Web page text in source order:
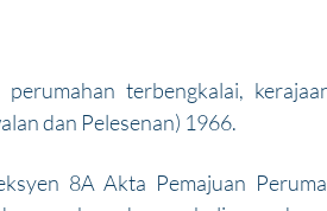
terbengkalai,
dan Pelesenan) 1966.
8A Akta Pemajuan